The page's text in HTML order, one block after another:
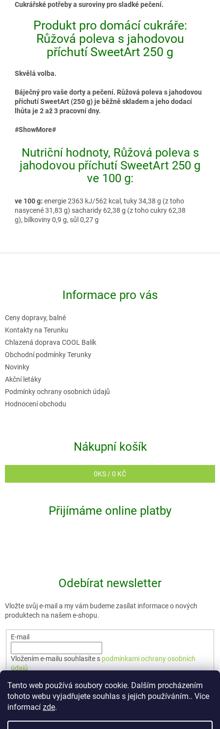
Tento web používá soubory cookie. Dalším procházením
tohoto webu vyjadřujete souhlas s jejich používáním.. Více
informací zde.
Cukrářské potřeby a suroviny pro sladké pečení.
Produkt pro domácí cukráře:
Růžová poleva s jahodovou
příchutí SweetArt 250 g
Skvělá volba.
Báječný pro vaše dorty a pečení. Růžová poleva s jahodovou
příchutí SweetArt (250 g) je běžně skladem a jeho dodací
lhůta je 2 až 3 pracovní dny.
#ShowMore#
Nutriční hodnoty, Růžová poleva s
jahodovou příchutí SweetArt 250 g
ve 100 g:
ve 100 g: energie 2363 kJ/562 kcal, tuky 34,38 g (z toho
nasycené 31,83 g) sacharidy 62,38 g (z toho cukry 62,38
g), bílkoviny 0,9 g, sůl 0,27 g
Informace pro vás
Ceny dopravy, balné
Kontakty na Terunku
Chlazená doprava COOL Balík
Obchodní podmínky Terunky
Novinky
Akční letáky
Podmínky ochrany osobních údajů
Hodnocení obchodu
Nákupní košík
0KS /0 KČ
Přijímáme online platby
Odebírat newsletter
Vložte svůj e-mail a my vám budeme zasílat informace o nových
produktech na našem e-shopu.
E-mail
Vložením e-mailu souhlasíte s podmínkami ochrany osobních
údajů
PŘIHLÁSIT SE